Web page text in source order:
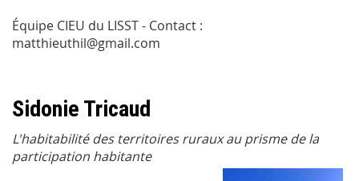
Équipe CIEU du LISST - Contact :
matthieuthil@gmail.com
Sidonie Tricaud
L'habitabilité des territoires ruraux au prisme de la
participation habitante